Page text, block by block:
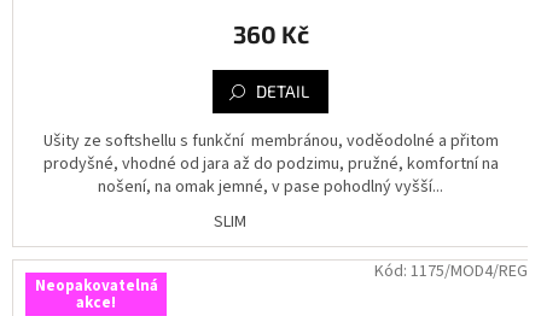
360 Kč
DETAIL
Ušity ze softshellu s funkční membránou, voděodolné a přitom
prodyšné, vhodné od jara až do podzimu, pružné, komfortní na
nošení, na omak jemné, v pase pohodlný vyšší...
SLIM
Neopakovatelná
akce!
Kód: 1175/MOD4/REG